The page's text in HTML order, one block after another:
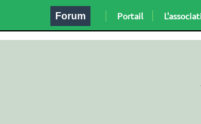
Forum Portail